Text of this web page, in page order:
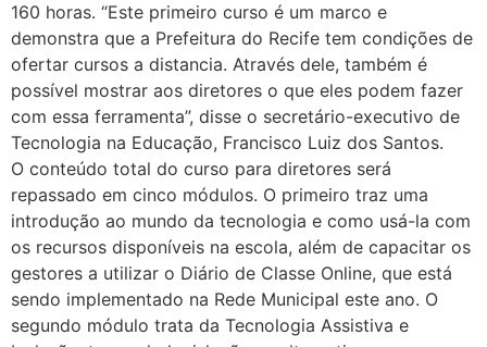
160 horas. “Este primeiro curso é um marco e
demonstra que a Prefeitura do Recife tem condições de
ofertar cursos a distancia. Através dele, também é
possível mostrar aos diretores o que eles podem fazer
com essa ferramenta”, disse o secretário-executivo de
Tecnologia na Educação, Francisco Luiz dos Santos.
O conteúdo total do curso para diretores será
repassado em cinco módulos. O primeiro traz uma
introdução ao mundo da tecnologia e como usá-la com
os recursos disponíveis na escola, além de capacitar os
gestores a utilizar o Diário de Classe Online, que está
sendo implementado na Rede Municipal este ano. O
segundo módulo trata da Tecnologia Assistiva e